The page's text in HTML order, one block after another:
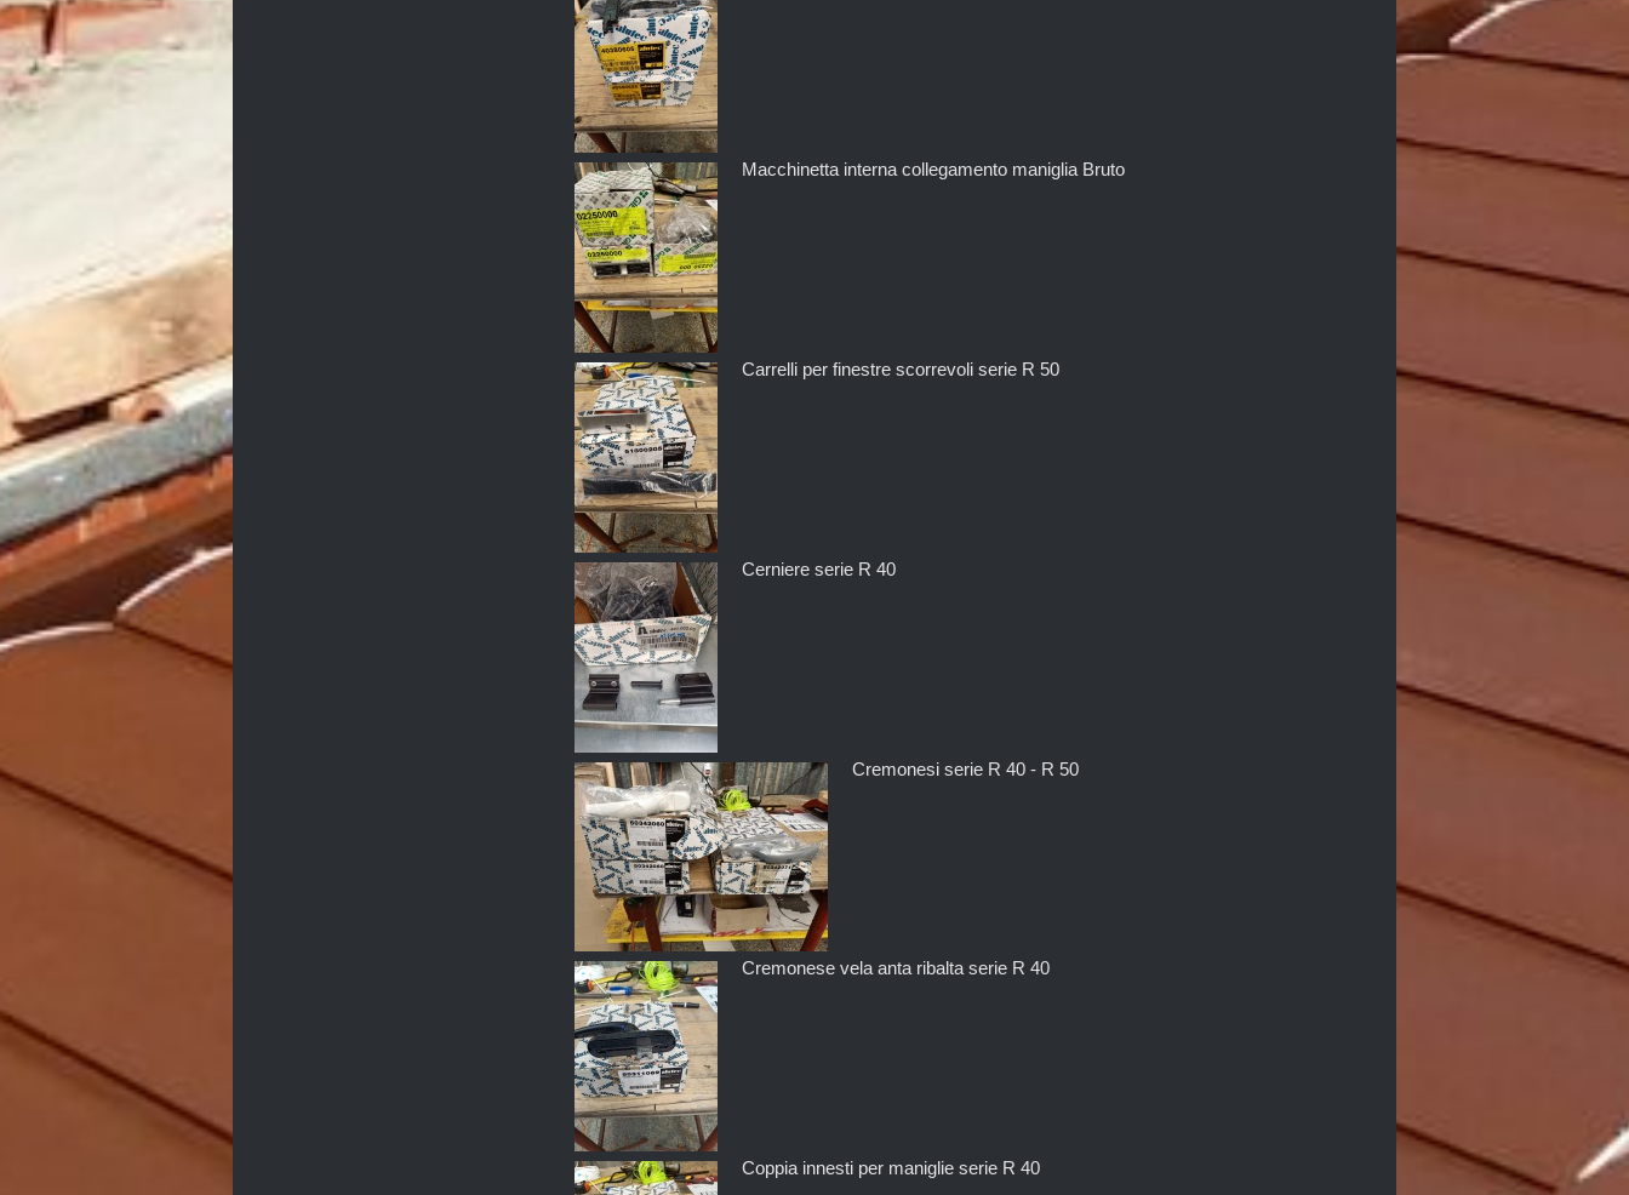
Macchinetta interna collegamento maniglia Bruto
Carrelli per finestre scorrevoli serie R 50
Cerniere serie R 40
Cremonesi serie R 40 - R 50
Cremonese vela anta ribalta serie R 40
Coppia innesti per maniglie serie R 40